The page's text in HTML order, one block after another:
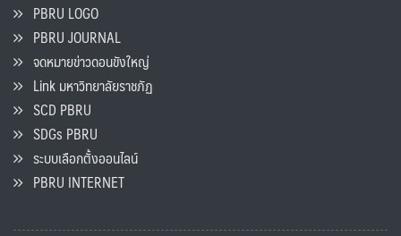
PBRU LOGO
PBRU JOURNAL
จดหมายข่าวดอนขังใหญ่
Link มหาวิทยาลัยราชภัฏ
SCD PBRU
SDGs PBRU
ระบบเลือกตั้งออนไลน์
PBRU INTERNET